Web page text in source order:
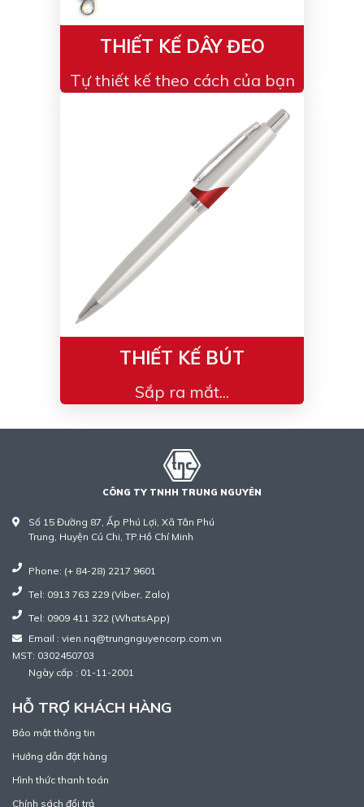
THIẾT KẾ DÂY ĐEO
Tự thiết kế theo cách của bạn
THIẾT KẾ BÚT
Sắp ra mắt...
CÔNG TY TNHH TRUNG NGUYÊN
Số 15 Đường 87, Ấp Phú Lợi, Xã Tân Phú
Trung, Huyện Củ Chi, TP.Hồ Chí Minh
Phone: (+ 84-28) 2217 9601
Tel: 0913 763 229 (Viber, Zalo)
Tel: 0909 411 322 (WhatsApp)
Email : vien.nq@trungnguyencorp.com.vn
MST: 0302450703
Ngày cấp : 01-11-2001
HỖ TRỢ KHÁCH HÀNG
Bảo mật thông tin
Hướng dẫn đặt hàng
Hình thức thanh toán
Chính sách đổi trả